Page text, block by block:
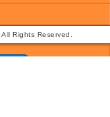
Rights Reserved.